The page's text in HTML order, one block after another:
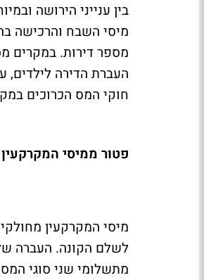
בין ענייני הירושה
מיסי השבח והרכישה
מספר דירות. במקרים
העברת הדירה לילדים,
חוקי המס הכרוכים
פטור ממיסי
מיסי המקרקעין
לשלם הקונה. העברה
מתשלומי שני סוגי